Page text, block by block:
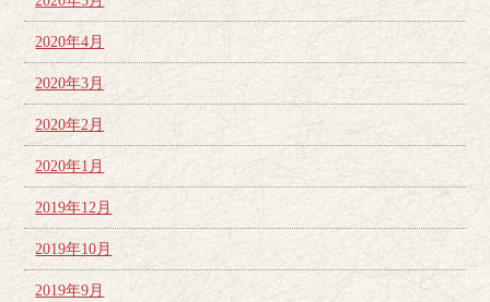
2020年4月
2020年3月
2020年2月
2020年1月
2019年12月
2019年10月
2019年9月